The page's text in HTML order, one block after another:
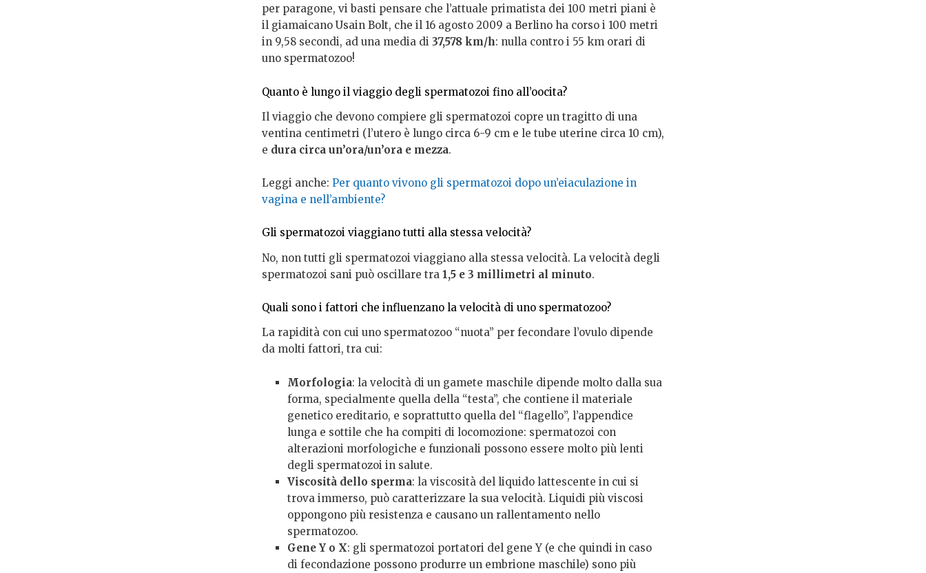
per paragone, vi basti pensare che l’attuale primatista dei 100 metri piani è
il giamaicano Usain Bolt, che il 16 agosto 2009 a Berlino ha corso i 100 metri
in 9,58 secondi, ad una media di 37,578 km/h: nulla contro i 55 km orari di
uno spermatozoo!
Quanto è lungo il viaggio degli spermatozoi fino all’oocita?
Il viaggio che devono compiere gli spermatozoi copre un tragitto di una
ventina centimetri (l’utero è lungo circa 6-9 cm e le tube uterine circa 10 cm),
e dura circa un’ora/un’ora e mezza.
Leggi anche: Per quanto vivono gli spermatozoi dopo un’eiaculazione in
vagina e nell’ambiente?
Gli spermatozoi viaggiano tutti alla stessa velocità?
No, non tutti gli spermatozoi viaggiano alla stessa velocità. La velocità degli
spermatozoi sani può oscillare tra 1,5 e 3 millimetri al minuto.
Quali sono i fattori che influenzano la velocità di uno spermatozoo?
La rapidità con cui uno spermatozoo “nuota” per fecondare l’ovulo dipende
da molti fattori, tra cui:
Morfologia: la velocità di un gamete maschile dipende molto dalla sua
forma, specialmente quella della “testa”, che contiene il materiale
genetico ereditario, e soprattutto quella del “flagello”, l’appendice
lunga e sottile che ha compiti di locomozione: spermatozoi con
alterazioni morfologiche e funzionali possono essere molto più lenti
degli spermatozoi in salute.
Viscosità dello sperma: la viscosità del liquido lattescente in cui si
trova immerso, può caratterizzare la sua velocità. Liquidi più viscosi
oppongono più resistenza e causano un rallentamento nello
spermatozoo.
Gene Y o X: gli spermatozoi portatori del gene Y (e che quindi in caso
di fecondazione possono produrre un embrione maschile) sono più